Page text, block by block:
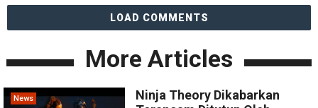
LOAD COMMENTS
More Articles
News
Ninja Theory Dikabarkan